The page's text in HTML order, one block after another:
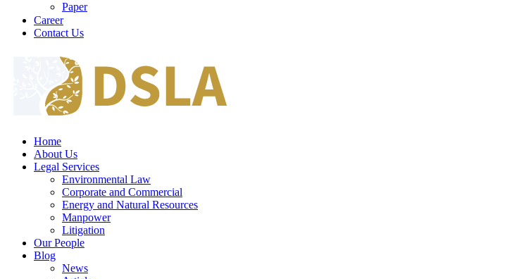
Paper
Career
Contact Us
Home
About Us
Legal Services
Environmental Law
Corporate and Commercial
Energy and Natural Resources
Manpower
Litigation
Our People
Blog
News